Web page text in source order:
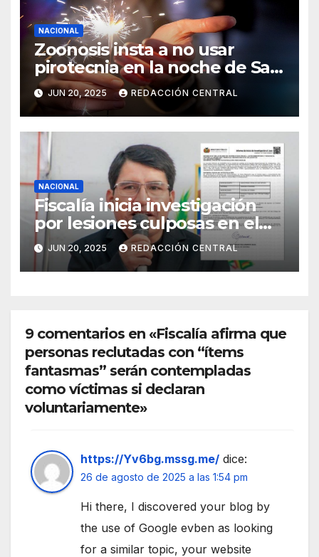
NACIONAL
Zoonosis insta a no usar
pirotecnia en la noche de San
Juan
JUN 20, 2025 REDACCIÓN CENTRAL
NACIONAL
Fiscalía inicia investigación
por lesiones culposas en el
caso del gobernador
chuquisaqueño Damián
Condori
JUN 20, 2025 REDACCIÓN CENTRAL
9 comentarios en «Fiscalía afirma que
personas reclutadas con “ítems
fantasmas” serán contempladas
como víctimas si declaran
voluntariamente»
https://Yv6bg.mssg.me/ dice:
26 de agosto de 2025 a las 1:54 pm
Hi there, I discovered your blog by
the use of Google evben as looking
for a similar topic, your website